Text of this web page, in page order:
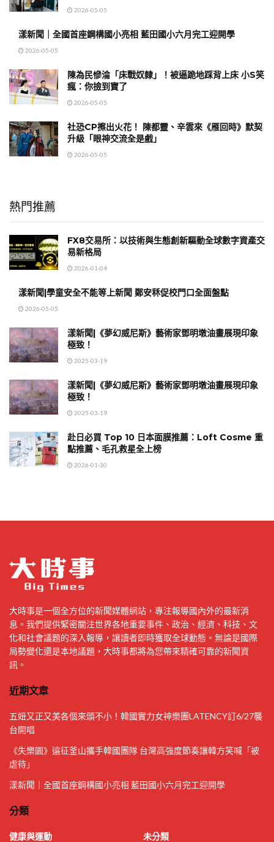
2026-05-05
漾新聞｜全國首座鋼構國小亮相 藍田國小六月完工迎開學
2026-05-05
陳為民慘淪「床戰奴隸」！被逼跪地踩背上床 小S笑
瘋：你撿到寶了
2026-05-05
社恐CP擦出火花！ 陳都靈、辛雲來《雁回時》默契
升級「眼神交流全是戲」
2026-05-05
熱門推薦
FX8交易所：以技術與生態創新驅動全球數字資產交
易新格局
2026-01-04
漾新聞|學童安全不能等上新聞 鄭安秝促校門口全面盤點
2026-05-05
漾新聞|《夢幻威尼斯》藝術家鄧明墩油畫展現印象
極致！
2025-03-19
漾新聞|《夢幻威尼斯》藝術家鄧明墩油畫展現印象
極致！
2025-03-19
赴日必買 Top 10 日本面膜推薦：Loft Cosme 重
點推薦、毛孔救星全上榜
2026-01-30
大時事是一個全方位的新聞媒體網站，專注報導國內外的最新消
息。我們提供緊密關注世界各地重要事件、政治、經濟、科技、文
化和社會議題的深入報導，讓讀者即時獲取全球動態。無論是國際
局勢變化還是本地議題，大時事都將為您帶來精確可靠的新聞資
訊。
近期文章
五妞又正又美各個來頭不小！韓國實力女神樂團LATENCY訂6/27襲
台開唱
《失樂園》遠征釜山攜手韓國團隊 台灣高強度節奏讓韓方笑喊「被
虐待」
漾新聞｜全國首座鋼構國小亮相 藍田國小六月完工迎開學
分類
健康與運動 未分類